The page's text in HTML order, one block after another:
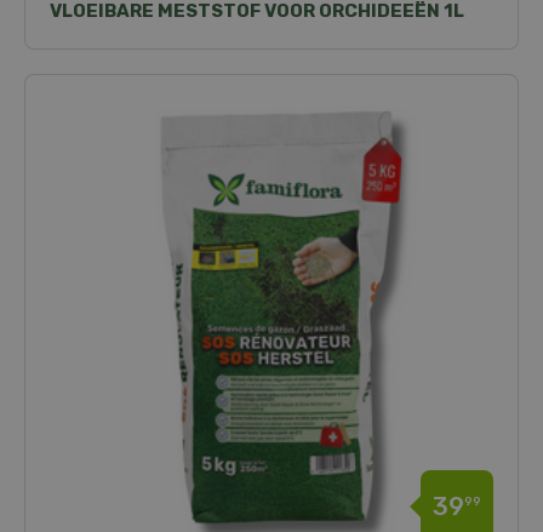
VLOEIBARE MESTSTOF VOOR ORCHIDEEËN 1L
3999